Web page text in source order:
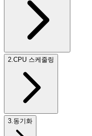
2 CPU 스케줄링
3 동기화